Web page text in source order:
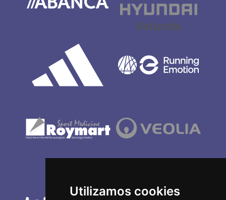
Utilizamos cookies